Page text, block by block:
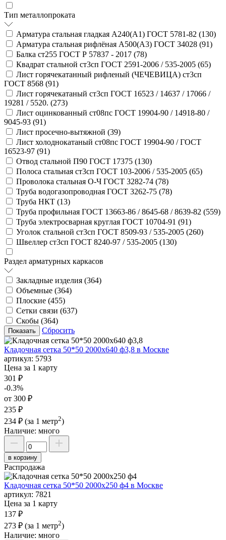
Тип металлопроката
Арматура стальная гладкая А240(А1) ГОСТ 5781-82 (130)
Арматура стальная рифлёная А500(А3) ГОСТ 34028 (91)
Балка ст255 ГОСТ Р 57837 - 2017 (78)
Квадрат стальной ст3сп ГОСТ 2591-2006 / 535-2005 (65)
Лист горячекатанный рифленый (ЧЕЧЕВИЦА) ст3сп
ГОСТ 8568 (91)
Лист горячекатаный ст3сп ГОСТ 16523 / 14637 / 17066 /
19281 / 5520. (273)
Лист оцинкованный ст08пс ГОСТ 19904-90 / 14918-80 /
9045-93 (91)
Лист просечно-вытяжной (39)
Лист холоднокатаный ст08пс ГОСТ 19904-90 / ГОСТ
16523-97 (91)
Отвод стальной П90 ГОСТ 17375 (130)
Полоса стальная ст3сп ГОСТ 103-2006 / 535-2005 (65)
Проволока стальная О-Ч ГОСТ 3282-74 (78)
Труба водогазопроводная ГОСТ 3262-75 (78)
Труба НКТ (13)
Труба профильная ГОСТ 13663-86 / 8645-68 / 8639-82 (559)
Труба электросварная круглая ГОСТ 10704-91 (91)
Уголок стальной ст3сп ГОСТ 8509-93 / 535-2005 (260)
Швеллер ст3сп ГОСТ 8240-97 / 535-2005 (130)
Раздел арматурных каркасов
Закладные изделия (364)
Объемные (364)
Плоские (455)
Сетки связи (637)
Скобы (364)
Сбросить
Кладочная сетка 50*50 2000х640 ф3,8 в Москве
артикул: 5793
Цена за 1 карту
301 ₽
-0.3%
от 300 ₽
235 ₽
234 ₽ (за 1 метр2)
Наличие: много
в корзину
Распродажа
Кладочная сетка 50*50 2000х250 ф4 в Москве
артикул: 7821
Цена за 1 карту
137 ₽
273 ₽ (за 1 метр2)
Наличие: много